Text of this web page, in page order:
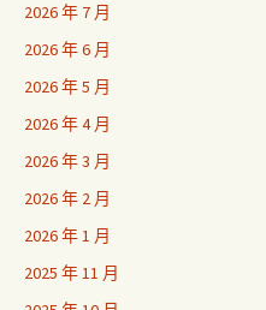
2026 年 7 月
2026 年 6 月
2026 年 5 月
2026 年 4 月
2026 年 3 月
2026 年 2 月
2026 年 1 月
2025 年 11 月